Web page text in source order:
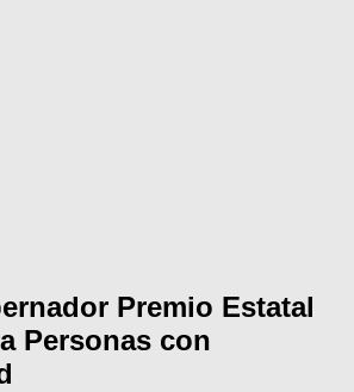
Premio Estatal
Personas con